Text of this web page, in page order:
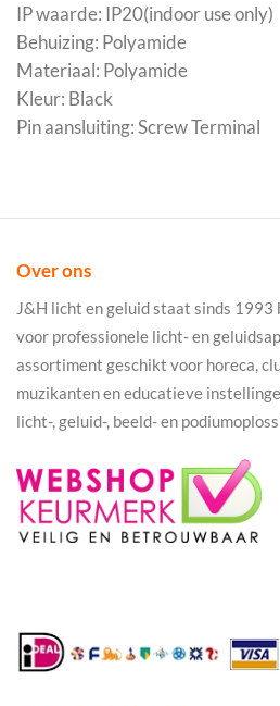
IP waarde: IP20(indoor use only)
Behuizing: Polyamide
Materiaal: Polyamide
Kleur: Black
Pin aansluiting: Screw Terminal
Over ons
J&H licht en geluid staat sinds 1993
voor professionele licht- en
assortiment geschikt voor horeca,
muzikanten en educatieve
licht-, geluid-, beeld- en